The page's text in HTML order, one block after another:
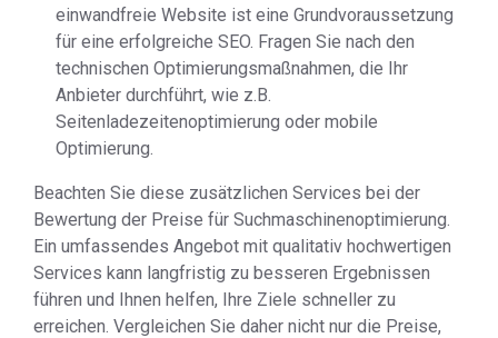
einwandfreie Website ist eine Grundvoraussetzung
für eine erfolgreiche SEO. Fragen Sie nach den
technischen Optimierungsmaßnahmen, die Ihr
Anbieter durchführt, wie z.B.
Seitenladezeitenoptimierung oder mobile
Optimierung.
Beachten Sie diese zusätzlichen Services bei der
Bewertung der Preise für Suchmaschinenoptimierung.
Ein umfassendes Angebot mit qualitativ hochwertigen
Services kann langfristig zu besseren Ergebnissen
führen und Ihnen helfen, Ihre Ziele schneller zu
erreichen. Vergleichen Sie daher nicht nur die Preise,